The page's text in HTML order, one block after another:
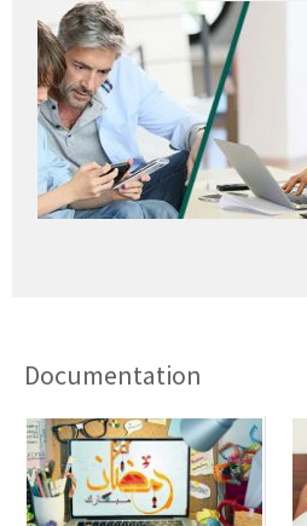
Documentation